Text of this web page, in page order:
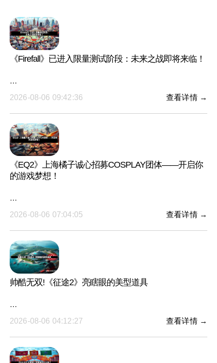
《Firefall》已进入限量测试阶段：未来之战即将来临！
···
2026-08-06 09:42:36
查看详情 →
《EQ2》上海橘子诚心招募COSPLAY团体——开启你
的游戏梦想！
···
2026-08-06 07:04:05
查看详情 →
帅酷无双!《征途2》亮瞎眼的美型道具
···
2026-08-06 04:12:27
查看详情 →